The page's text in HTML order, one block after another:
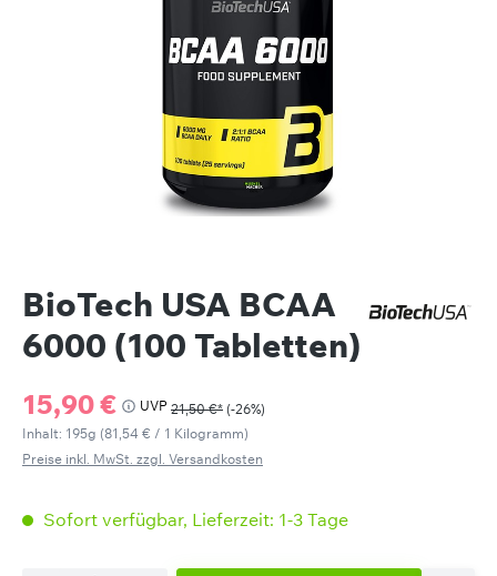
BioTech USA BCAA
6000 (100 Tabletten)
Verkaufspreis:
15,90 € UVP 21,50 €* (-26%)
Inhalt: 195g (81,54 € / 1 Kilogramm)
Preise inkl. MwSt. zzgl. Versandkosten
Sofort verfügbar, Lieferzeit: 1-3 Tage